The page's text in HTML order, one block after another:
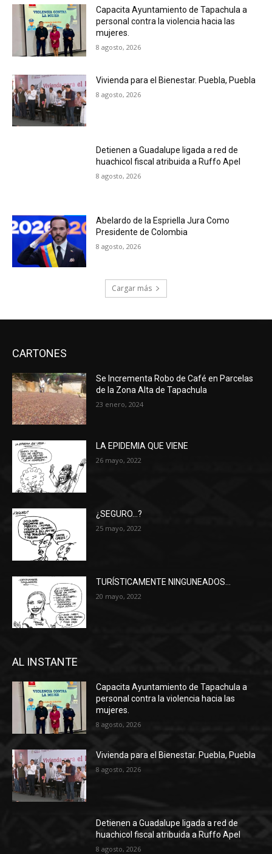
Capacita Ayuntamiento de Tapachula a
personal contra la violencia hacia las
mujeres.
8 agosto, 2026
Vivienda para el Bienestar. Puebla, Puebla
8 agosto, 2026
Detienen a Guadalupe ligada a red de
huachicol fiscal atribuida a Ruffo Apel
8 agosto, 2026
Abelardo de la Espriella Jura Como
Presidente de Colombia
8 agosto, 2026
Cargar más
CARTONES
Se Incrementa Robo de Café en Parcelas
de la Zona Alta de Tapachula
23 enero, 2024
LA EPIDEMIA QUE VIENE
26 mayo, 2022
¿SEGURO…?
25 mayo, 2022
TURÍSTICAMENTE NINGUNEADOS…
20 mayo, 2022
AL INSTANTE
Capacita Ayuntamiento de Tapachula a
personal contra la violencia hacia las
mujeres.
8 agosto, 2026
Vivienda para el Bienestar. Puebla, Puebla
8 agosto, 2026
Detienen a Guadalupe ligada a red de
huachicol fiscal atribuida a Ruffo Apel
8 agosto, 2026